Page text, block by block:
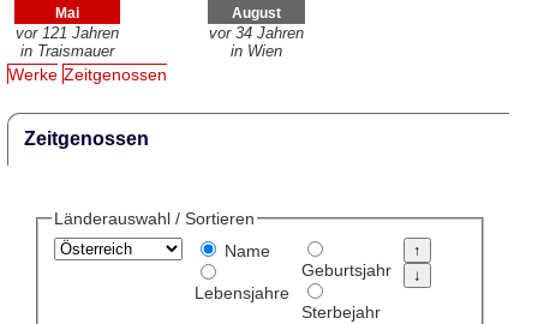
Mai
vor 121 Jahren
in Traismauer
August
vor 34 Jahren
in Wien
Werke Zeitgenossen
Zeitgenossen
Länderauswahl / Sortieren
Name
Lebensjahre
Geburtsjahr
Sterbejahr